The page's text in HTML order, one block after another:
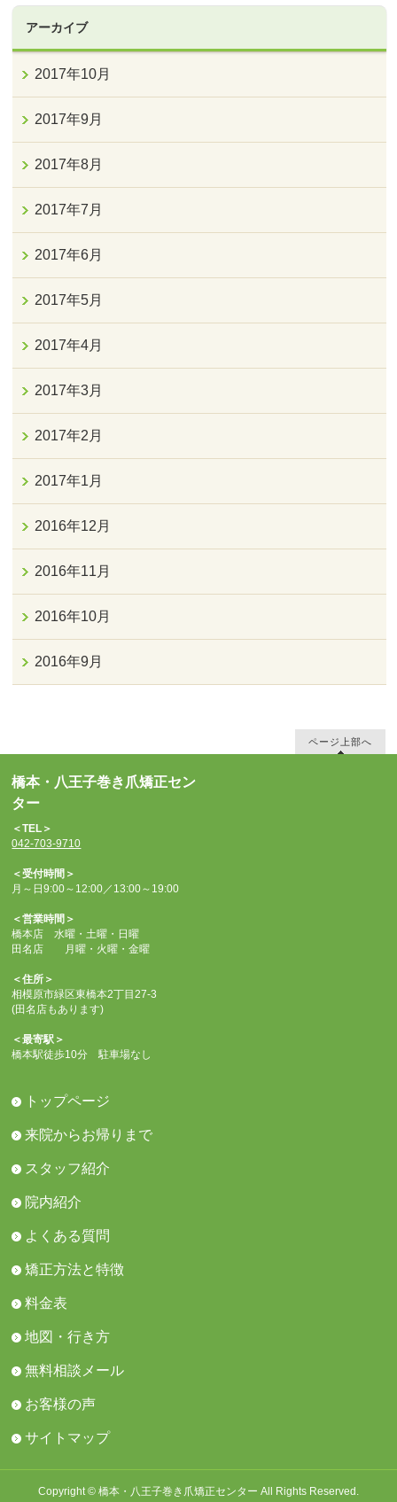
アーカイブ
2017年10月
2017年9月
2017年8月
2017年7月
2017年6月
2017年5月
2017年4月
2017年3月
2017年2月
2017年1月
2016年12月
2016年11月
2016年10月
2016年9月
ページ上部へ
橋本・八王子巻き爪矯正セン
ター
＜TEL＞
042-703-9710
＜受付時間＞
月～日9:00～12:00／13:00～19:00
＜営業時間＞
橋本店 水曜・土曜・日曜
田名店 月曜・火曜・金曜
＜住所＞
相模原市緑区東橋本2丁目27-3
(田名店もあります)
＜最寄駅＞
橋本駅徒歩10分 駐車場なし
トップページ
来院からお帰りまで
スタッフ紹介
院内紹介
よくある質問
矯正方法と特徴
料金表
地図・行き方
無料相談メール
お客様の声
サイトマップ
Copyright © 橋本・八王子巻き爪矯正センター All Rights Reserved.